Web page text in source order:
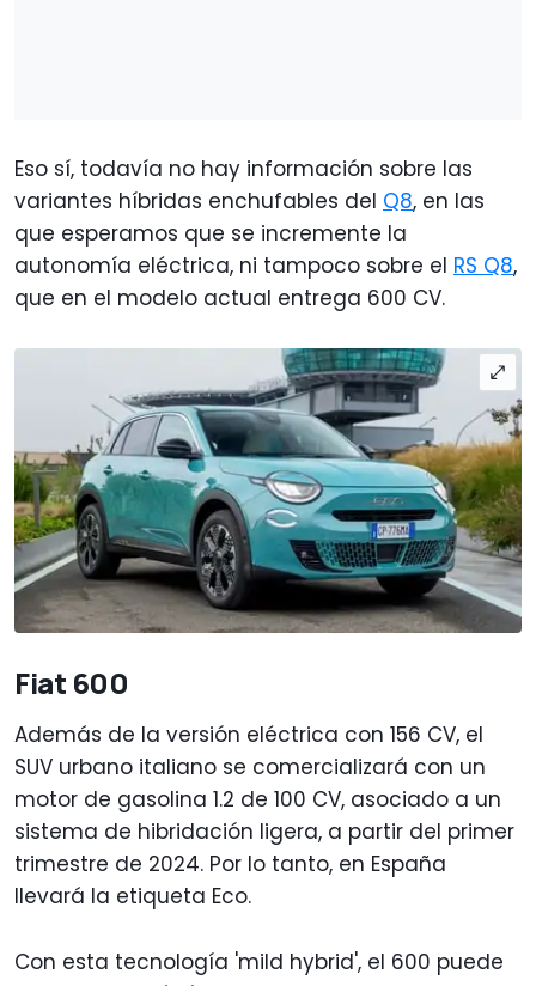
Eso sí, todavía no hay información sobre las
variantes híbridas enchufables del Q8, en las
que esperamos que se incremente la
autonomía eléctrica, ni tampoco sobre el RS Q8,
que en el modelo actual entrega 600 CV.
Fiat 600
Además de la versión eléctrica con 156 CV, el
SUV urbano italiano se comercializará con un
motor de gasolina 1.2 de 100 CV, asociado a un
sistema de hibridación ligera, a partir del primer
trimestre de 2024. Por lo tanto, en España
llevará la etiqueta Eco.
Con esta tecnología 'mild hybrid', el 600 puede